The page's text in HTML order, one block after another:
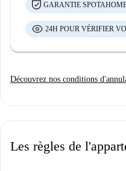
GARANTIE
24H POUR VÉRIFIER
Découvrez nos conditions
Les règles de